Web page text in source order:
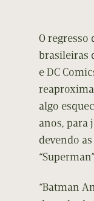
O regresso
brasileiras
e DC
algo
anos, para
devendo
“Batman